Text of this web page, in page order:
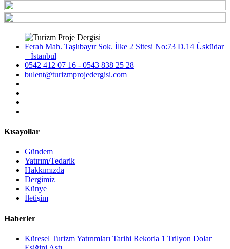
Ferah Mah. Taşlıbayır Sok. İlke 2 Sitesi No:73 D.14 Üsküdar
– İstanbul
0542 412 07 16 - 0543 838 25 28
bulent@turizmprojedergisi.com
Kısayollar
Gündem
Yatırım/Tedarik
Hakkımızda
Dergimiz
Künye
İletişim
Haberler
Küresel Turizm Yatırımları Tarihi Rekorla 1 Trilyon Dolar